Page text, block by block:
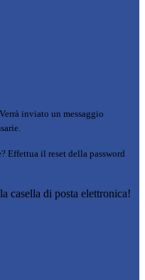
Verrà inviato un messaggio
Effettua il reset della password
casella di posta elettronica!